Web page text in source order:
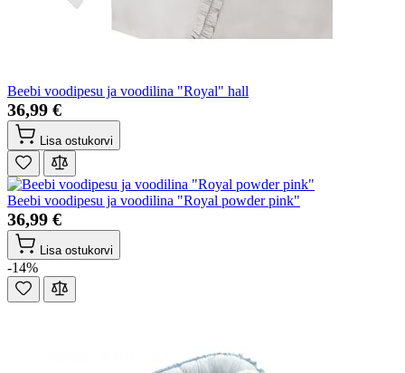
Beebi voodipesu ja voodilina "Royal" hall
36,99 €
Lisa ostukorvi
Beebi voodipesu ja voodilina "Royal powder pink"
36,99 €
Lisa ostukorvi
-14%